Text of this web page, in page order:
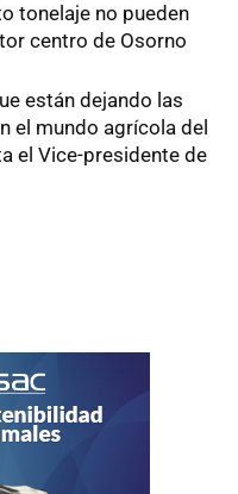
tonelaje no pueden
centro de Osorno
están dejando las
el mundo agrícola del
el Vice-presidente de